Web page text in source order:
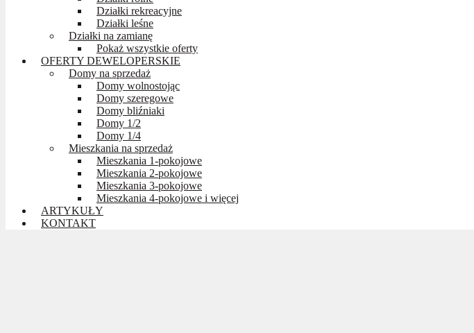
Działki rekreacyjne
Działki leśne
Działki na zamianę
Pokaż wszystkie oferty
OFERTY DEWELOPERSKIE
Domy na sprzedaż
Domy wolnostojąc
Domy szeregowe
Domy bliźniaki
Domy 1/2
Domy 1/4
Mieszkania na sprzedaż
Mieszkania 1-pokojowe
Mieszkania 2-pokojowe
Mieszkania 3-pokojowe
Mieszkania 4-pokojowe i więcej
ARTYKUŁY
KONTAKT